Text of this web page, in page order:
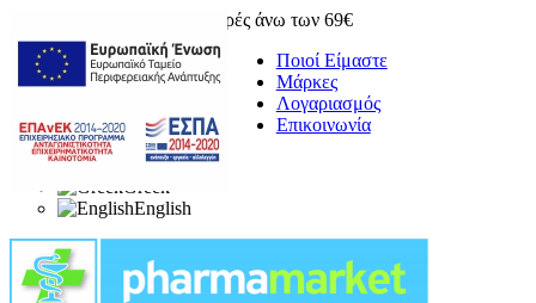
Δωρεάν μεταφορικά για αγορές άνω των 69€
Ποιοί Είμαστε
Μάρκες
Λογαριασμός
Επικοινωνία
Greek
English